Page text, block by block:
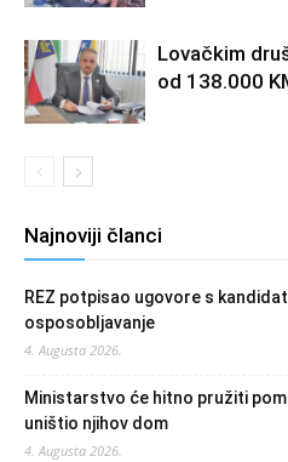
Lovačkim
od 138.000
Najnoviji članci
REZ potpisao ugovore s
osposobljavanje
4. Augusta 2026.
Ministarstvo će hitno pružiti
uništio njihov dom
4. Augusta 2026.